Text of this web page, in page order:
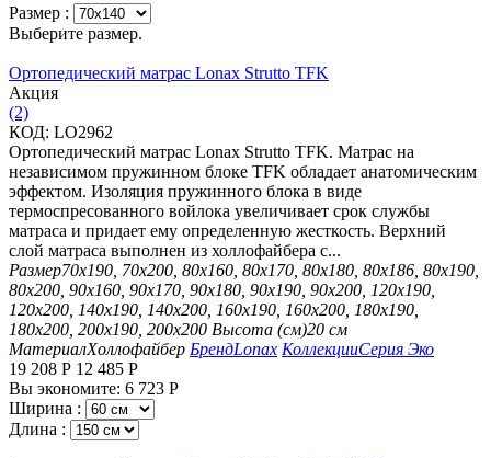
Размер :
Выберите размер.
Ортопедический матрас Lonax Strutto TFK
Aкция
(2)
КОД: LO2962
Ортопедический матрас Lonax Strutto TFK. Матрас на
независимом пружинном блоке TFK обладает анатомическим
эффектом. Изоляция пружинного блока в виде
термоспресованного войлока увеличивает срок службы
матраса и придает ему определенную жесткость. Верхний
слой матраса выполнен из холлофайбера с...
Размер70х190, 70х200, 80х160, 80х170, 80х180, 80х186, 80х190,
80х200, 90х160, 90х170, 90х180, 90х190, 90х200, 120х190,
120х200, 140х190, 140х200, 160х190, 160х200, 180х190,
180х200, 200х190, 200х200 Высота (см)20 см
МатериалХоллофайбер БрендLonax КоллекцииСерия Эко
19 208 Р 12 485 Р
Вы экономите: 6 723 Р
Ширина :
Длина :